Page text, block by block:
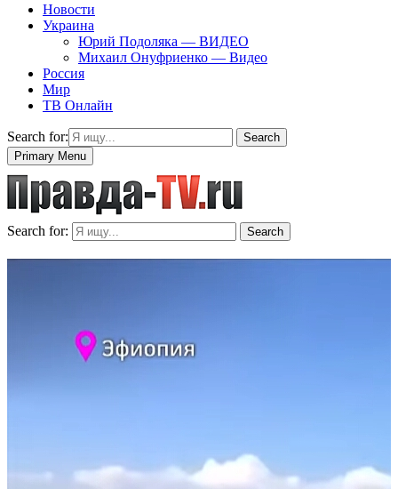
Новости
Украина
Юрий Подоляка — ВИДЕО
Михаил Онуфриенко — Видео
Россия
Мир
ТВ Онлайн
Search for:
Search
Primary Menu
Search for: Search